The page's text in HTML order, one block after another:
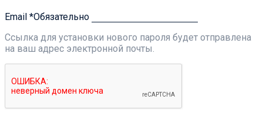
Email *Обязательно
Ссылка для установки нового пароля будет отправлена ​​
на ваш адрес электронной почты.